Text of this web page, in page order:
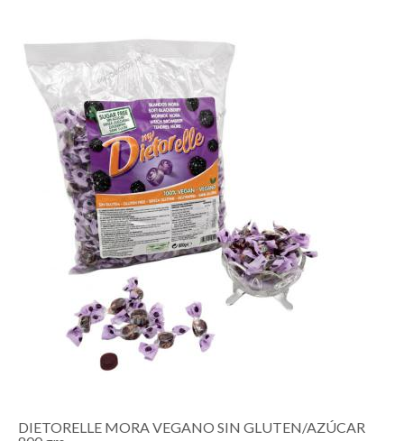
DIETORELLE MORA VEGANO SIN GLUTEN/AZÚCAR